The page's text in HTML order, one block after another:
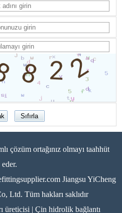
çözüm ortağınız olmayı taahhüt
eder.
Jiangsu YiCheng
Ltd. Tüm hakları saklıdır
üreticisi | Çin hidrolik bağlantı